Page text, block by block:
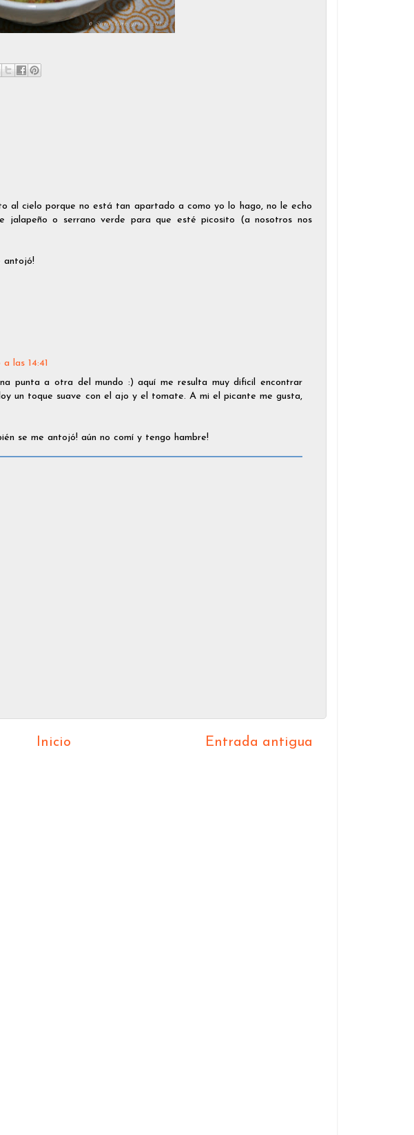
al cielo porque no está tan apartado a como yo lo hago, no le echo
o serrano verde para que esté picosito (a nosotros nos
antojó!
las 14:41
punta a otra del mundo :) aquí me resulta muy dificil encontrar
un toque suave con el ajo y el tomate. A mi el picante me gusta,
se me antojó! aún no comí y tengo hambre!
Entrada antigua
Inicio